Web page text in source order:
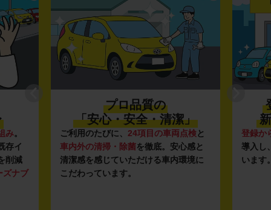
み。
存イ
削減
ズナブ
プロ品質の
「安心・安全・清潔」
ご利用のたびに、 24項目の車両点検と
車内外の清掃・除菌を徹底。安心感と
清潔感を感じていただける車内環境に
こだわっています。
登録か
導入し
います